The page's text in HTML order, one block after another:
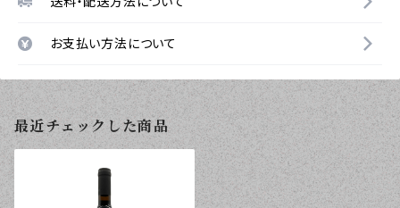
お支払い方法について
最近チェックした商品